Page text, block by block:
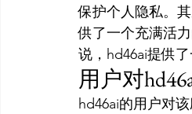
保护个人隐私。
供了一个充满活
说，hd46ai提供
用户对
hd46ai的用户对